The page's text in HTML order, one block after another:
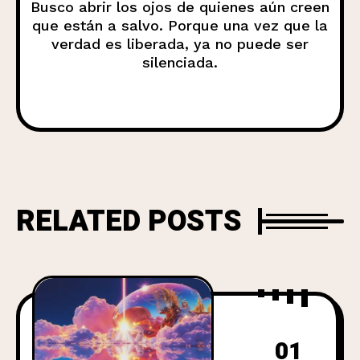
Busco abrir los ojos de quienes aún creen
que están a salvo. Porque una vez que la
verdad es liberada, ya no puede ser
silenciada.
RELATED POSTS
01